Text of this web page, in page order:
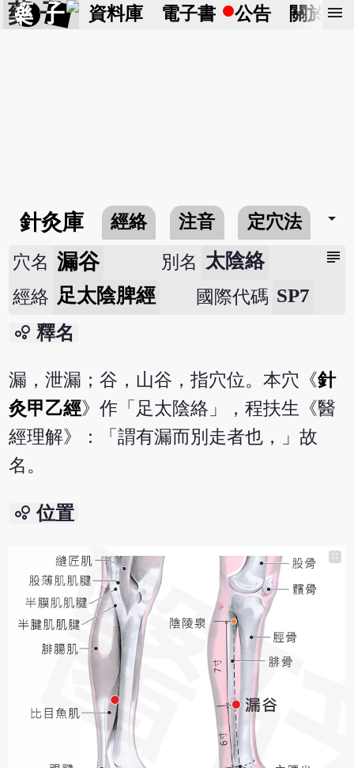
藥 子 資料庫 電子書 公告 關於 menu
針灸庫 經絡 注音 定穴法 arrow_drop_down
subject
穴名 漏谷 別名 太陰絡
經絡 足太陰脾經 國際代碼 SP7
bubble_chart 釋名
漏，泄漏；谷，山谷，指穴位。本穴《針
灸甲乙經》作「足太陰絡」，程扶生《醫
經理解》：「謂有漏而別走者也，」故
名。
bubble_chart 位置